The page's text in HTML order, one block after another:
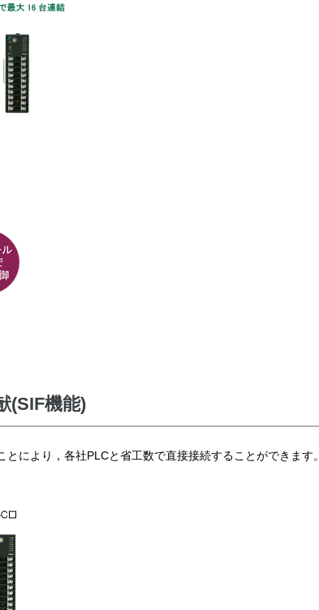
(SIF機能)
により，各社PLCと省工数で直接接続することができます。